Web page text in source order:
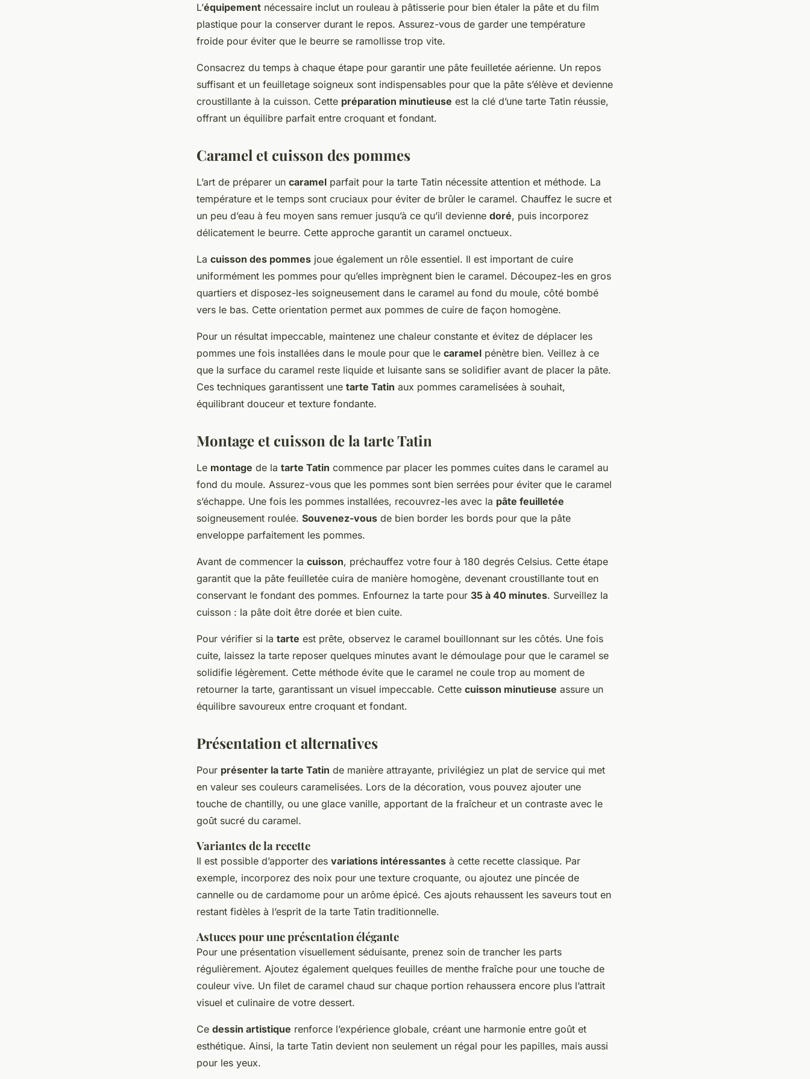
L’équipement nécessaire inclut un rouleau à pâtisserie pour bien étaler la pâte et du film
plastique pour la conserver durant le repos. Assurez-vous de garder une température
froide pour éviter que le beurre se ramollisse trop vite.
Consacrez du temps à chaque étape pour garantir une pâte feuilletée aérienne. Un repos
suffisant et un feuilletage soigneux sont indispensables pour que la pâte s’élève et devienne
croustillante à la cuisson. Cette préparation minutieuse est la clé d’une tarte Tatin réussie,
offrant un équilibre parfait entre croquant et fondant.
Caramel et cuisson des pommes
L’art de préparer un caramel parfait pour la tarte Tatin nécessite attention et méthode. La
température et le temps sont cruciaux pour éviter de brûler le caramel. Chauffez le sucre et
un peu d’eau à feu moyen sans remuer jusqu’à ce qu’il devienne doré, puis incorporez
délicatement le beurre. Cette approche garantit un caramel onctueux.
La cuisson des pommes joue également un rôle essentiel. Il est important de cuire
uniformément les pommes pour qu’elles imprègnent bien le caramel. Découpez-les en gros
quartiers et disposez-les soigneusement dans le caramel au fond du moule, côté bombé
vers le bas. Cette orientation permet aux pommes de cuire de façon homogène.
Pour un résultat impeccable, maintenez une chaleur constante et évitez de déplacer les
pommes une fois installées dans le moule pour que le caramel pénètre bien. Veillez à ce
que la surface du caramel reste liquide et luisante sans se solidifier avant de placer la pâte.
Ces techniques garantissent une tarte Tatin aux pommes caramelisées à souhait,
équilibrant douceur et texture fondante.
Montage et cuisson de la tarte Tatin
Le montage de la tarte Tatin commence par placer les pommes cuites dans le caramel au
fond du moule. Assurez-vous que les pommes sont bien serrées pour éviter que le caramel
s’échappe. Une fois les pommes installées, recouvrez-les avec la pâte feuilletée
soigneusement roulée. Souvenez-vous de bien border les bords pour que la pâte
enveloppe parfaitement les pommes.
Avant de commencer la cuisson, préchauffez votre four à 180 degrés Celsius. Cette étape
garantit que la pâte feuilletée cuira de manière homogène, devenant croustillante tout en
conservant le fondant des pommes. Enfournez la tarte pour 35 à 40 minutes. Surveillez la
cuisson : la pâte doit être dorée et bien cuite.
Pour vérifier si la tarte est prête, observez le caramel bouillonnant sur les côtés. Une fois
cuite, laissez la tarte reposer quelques minutes avant le démoulage pour que le caramel se
solidifie légèrement. Cette méthode évite que le caramel ne coule trop au moment de
retourner la tarte, garantissant un visuel impeccable. Cette cuisson minutieuse assure un
équilibre savoureux entre croquant et fondant.
Présentation et alternatives
Pour présenter la tarte Tatin de manière attrayante, privilégiez un plat de service qui met
en valeur ses couleurs caramelisées. Lors de la décoration, vous pouvez ajouter une
touche de chantilly, ou une glace vanille, apportant de la fraîcheur et un contraste avec le
goût sucré du caramel.
Variantes de la recette
Il est possible d’apporter des variations intéressantes à cette recette classique. Par
exemple, incorporez des noix pour une texture croquante, ou ajoutez une pincée de
cannelle ou de cardamome pour un arôme épicé. Ces ajouts rehaussent les saveurs tout en
restant fidèles à l’esprit de la tarte Tatin traditionnelle.
Astuces pour une présentation élégante
Pour une présentation visuellement séduisante, prenez soin de trancher les parts
régulièrement. Ajoutez également quelques feuilles de menthe fraîche pour une touche de
couleur vive. Un filet de caramel chaud sur chaque portion rehaussera encore plus l’attrait
visuel et culinaire de votre dessert.
Ce dessin artistique renforce l’expérience globale, créant une harmonie entre goût et
esthétique. Ainsi, la tarte Tatin devient non seulement un régal pour les papilles, mais aussi
pour les yeux.